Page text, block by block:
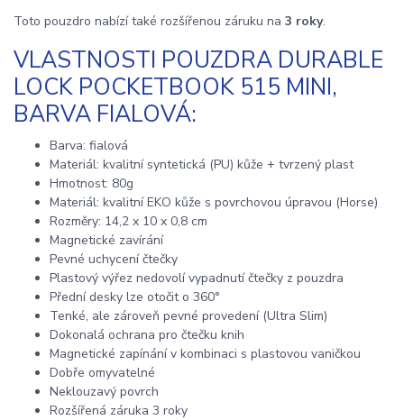
Toto pouzdro nabízí také rozšířenou záruku na 3 roky.
VLASTNOSTI POUZDRA DURABLE
LOCK POCKETBOOK 515 MINI,
BARVA FIALOVÁ:
Barva: fialová
Materiál: kvalitní syntetická (PU) kůže + tvrzený plast
Hmotnost: 80g
Materiál: kvalitní EKO kůže s povrchovou úpravou (Horse)
Rozměry: 14,2 x 10 x 0,8 cm
Magnetické zavírání
Pevné uchycení čtečky
Plastový výřez nedovolí vypadnutí čtečky z pouzdra
Přední desky lze otočit o 360°
Tenké, ale zároveň pevné provedení (Ultra Slim)
Dokonalá ochrana pro čtečku knih
Magnetické zapínání v kombinaci s plastovou vaničkou
Dobře omyvatelné
Neklouzavý povrch
Rozšířená záruka 3 roky